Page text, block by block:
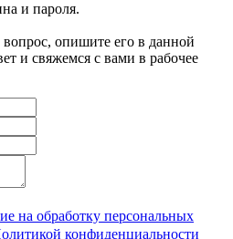
и пароля.
вопрос, опишите его в данной
и свяжемся с вами в рабочее
на обработку персональных
конфиденциальности